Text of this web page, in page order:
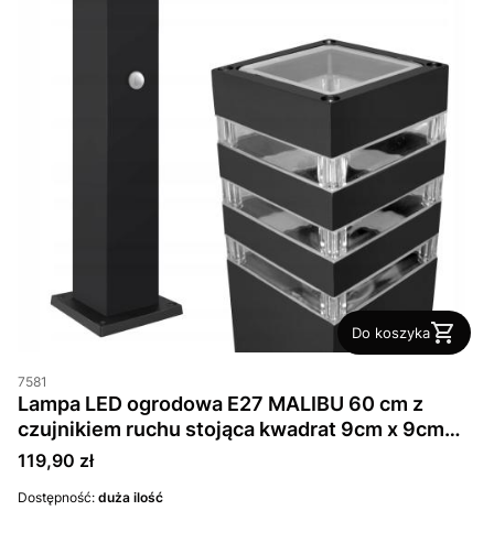
Do koszyka
7581
Lampa LED ogrodowa E27 MALIBU 60 cm z
czujnikiem ruchu stojąca kwadrat 9cm x 9cm
Czarna
Cena
119,90 zł
Dostępność: duża ilość